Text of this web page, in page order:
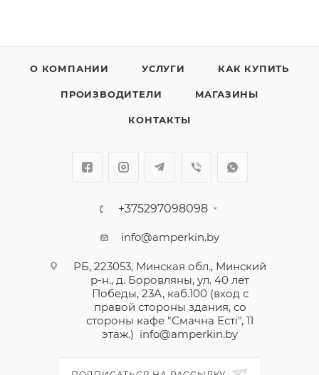
О КОМПАНИИ УСЛУГИ КАК КУПИТЬ
ПРОИЗВОДИТЕЛИ МАГАЗИНЫ
КОНТАКТЫ
+375297098098
info@amperkin.by
РБ, 223053, Минская обл., Минский
р-н., д. Боровляны, ул. 40 лет
Победы, 23А, каб.100 (вход с
правой стороны здания, со
стороны кафе "Смачна Естi", 11
этаж.) info@amperkin.by